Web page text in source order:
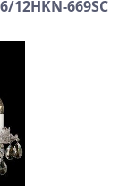
12HKN-669SC